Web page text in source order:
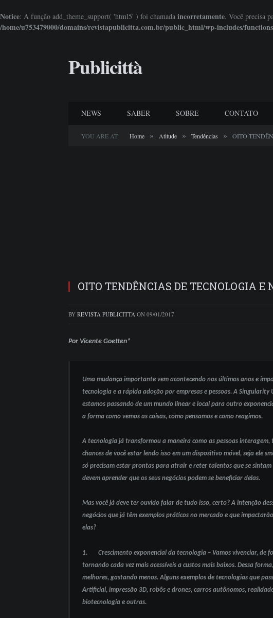
Notice: A função add_theme_support( 'html5' ) foi chamada incorretamente. Você precisa
/home/u753479000/domains/revistapublicitta.com.br/public_html/wp-includes/
Publicittà
NEWS SABER SOBRE CONTATO
YOU ARE AT: Home » Atitude » Tendências » OITO
OITO TENDÊNCIAS DE TECNOLOGIA E
BY REVISTA PUBLICITTA ON 09/01/2017
Por Vicente Goetten*
Uma mudança importante vem acontecendo nos últimos anos e
tecnologia e a rápida adoção por empresas e pessoas. A Singularity
estamos passando de um mundo linear e local para outro
a forma como vemos as coisas, como pensamos e como reagimos.
A tecnologia já transformou a maneira como as pessoas interagem,
chances de você estar lendo isso em um dispositivo móvel, seja ele
só precisam estar prontas para atrair e reter talentos que se sintam
devem aprender que os seus negócios podem se beneficiar delas.
Mas você já deve ter ouvido falar de tudo isso, certo? A intenção
negócios que já têm exemplos práticos no mercado e que
elas?
1. Crescimento exponencial da tecnologia – Vamos vivenciar, de
tornando cada vez mais acessíveis a custos mais baixos. Dessa
melhores, gastando menos. Alguns exemplos de tecnologias que
Artificial, impressão 3D, robôs e drones, carros autônomos,
biotecnologia e outras.